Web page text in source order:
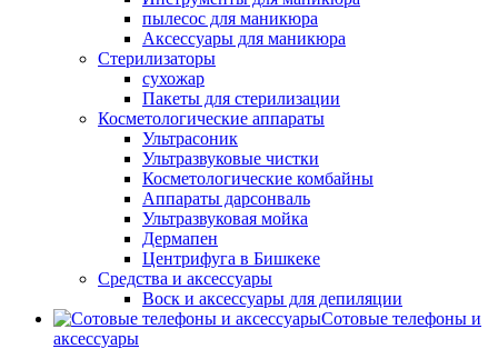
пылесос для маникюра
Аксессуары для маникюра
Стерилизаторы
сухожар
Пакеты для стерилизации
Косметологические аппараты
Ультрасоник
Ультразвуковые чистки
Косметологические комбайны
Аппараты дарсонваль
Ультразвуковая мойка
Дермапен
Центрифуга в Бишкеке
Средства и аксессуары
Воск и аксессуары для депиляции
Сотовые телефоны и
аксессуары